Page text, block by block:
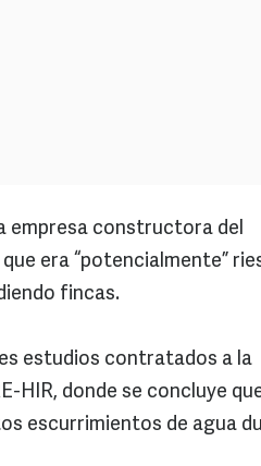
empresa constructora del
era “potencialmente”
fincas.
estudios contratados a la
HIR, donde se concluye
escurrimientos de agua